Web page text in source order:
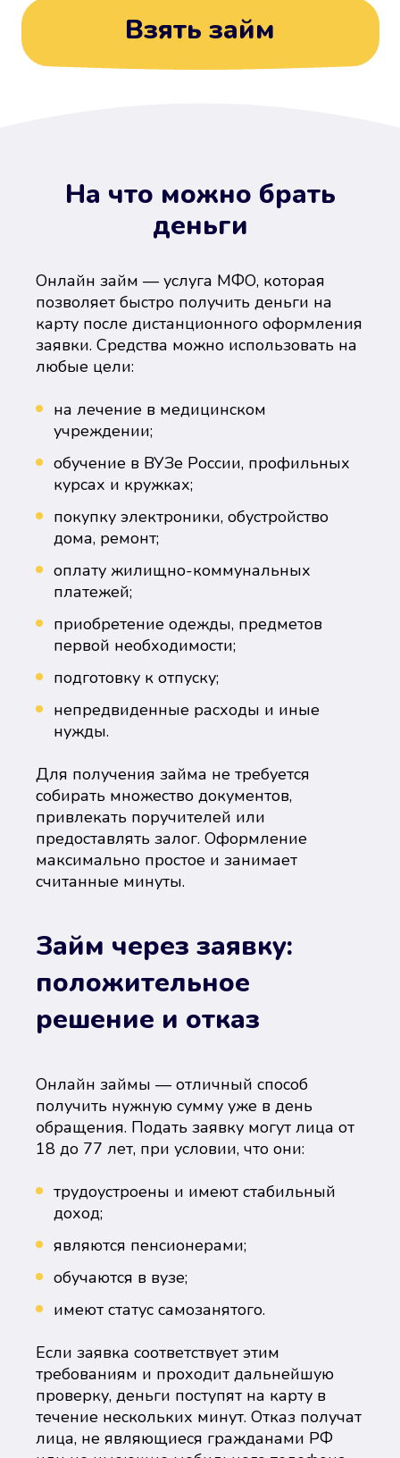
Взять займ
На что можно брать
деньги
Онлайн займ — услуга МФО, которая
позволяет быстро получить деньги на
карту после дистанционного оформления
заявки. Средства можно использовать на
любые цели:
на лечение в медицинском
учреждении;
обучение в ВУЗе России, профильных
курсах и кружках;
покупку электроники, обустройство
дома, ремонт;
оплату жилищно-коммунальных
платежей;
приобретение одежды, предметов
первой необходимости;
подготовку к отпуску;
непредвиденные расходы и иные
нужды.
Для получения займа не требуется
собирать множество документов,
привлекать поручителей или
предоставлять залог. Оформление
максимально простое и занимает
считанные минуты.
Займ через заявку:
положительное
решение и отказ
Онлайн займы — отличный способ
получить нужную сумму уже в день
обращения. Подать заявку могут лица от
18 до 77 лет, при условии, что они:
трудоустроены и имеют стабильный
доход;
являются пенсионерами;
обучаются в вузе;
имеют статус самозанятого.
Если заявка соответствует этим
требованиям и проходит дальнейшую
проверку, деньги поступят на карту в
течение нескольких минут. Отказ получат
лица, не являющиеся гражданами РФ